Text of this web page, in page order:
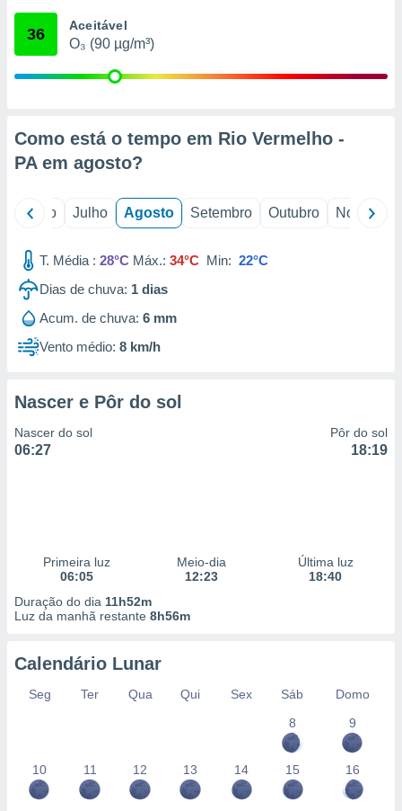
através
1199
36 Aceitável
O₃ (90 µg/m³)
Como está o tempo em Rio Vermelho -
PA em agosto?
Junho Julho Agosto Setembro Outubro Novembro
T. Média : 28°C Máx.: 34°C Min: 22°C
Dias de chuva: 1 dias
Acum. de chuva: 6 mm
Vento médio: 8 km/h
Nascer e Pôr do sol
Nascer do sol
06:27
Pôr do sol
18:19
Primeira luz
06:05
Meio-dia
12:23
Última luz
18:40
Duração do dia 11h52m
Luz da manhã restante 8h56m
Calendário Lunar
Seg Ter Qua Qui Sex Sáb
Domo
8
9
10 11 12 13 14 15 16